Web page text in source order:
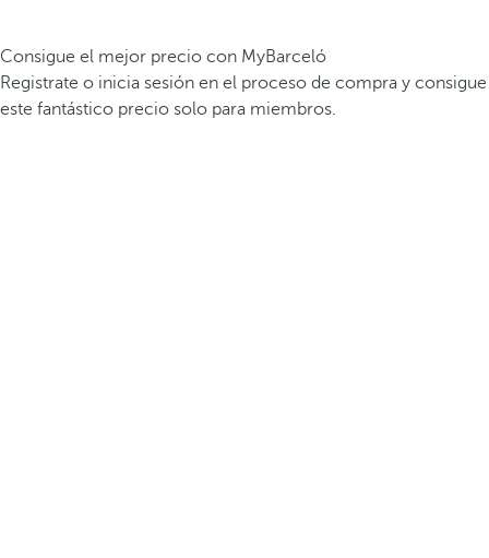
Consigue el mejor precio con MyBarceló
Registrate o inicia sesión en el proceso de compra y consigue
este fantástico precio solo para miembros.